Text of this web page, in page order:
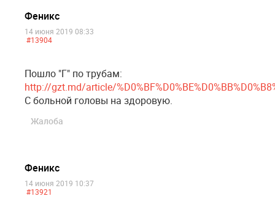
Феникс
14 июня 2019 08:33
#13904
Пошло "Г" по трубам:
http://gzt.md/article/
С больной головы на здоровую.
Жалоба
Феникс
14 июня 2019 10:37
#13921